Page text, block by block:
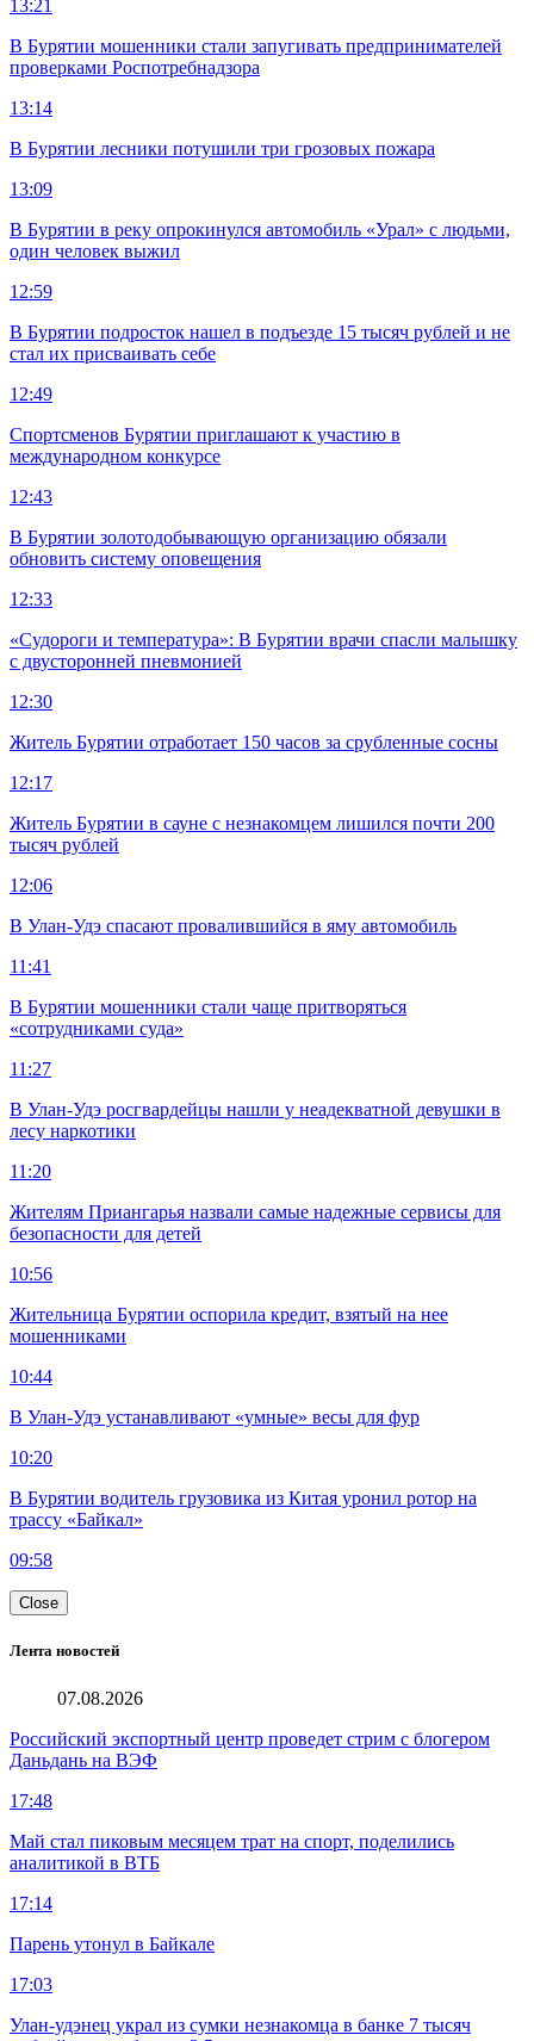
13:21
В Бурятии мошенники стали запугивать предпринимателей
проверками Роспотребнадзора
13:14
В Бурятии лесники потушили три грозовых пожара
13:09
В Бурятии в реку опрокинулся автомобиль «Урал» с людьми,
один человек выжил
12:59
В Бурятии подросток нашел в подъезде 15 тысяч рублей и не
стал их присваивать себе
12:49
Спортсменов Бурятии приглашают к участию в
международном конкурсе
12:43
В Бурятии золотодобывающую организацию обязали
обновить систему оповещения
12:33
«Судороги и температура»: В Бурятии врачи спасли малышку
с двусторонней пневмонией
12:30
Житель Бурятии отработает 150 часов за срубленные сосны
12:17
Житель Бурятии в сауне с незнакомцем лишился почти 200
тысяч рублей
12:06
В Улан-Удэ спасают провалившийся в яму автомобиль
11:41
В Бурятии мошенники стали чаще притворяться
«сотрудниками суда»
11:27
В Улан-Удэ росгвардейцы нашли у неадекватной девушки в
лесу наркотики
11:20
Жителям Приангарья назвали самые надежные сервисы для
безопасности для детей
10:56
Жительница Бурятии оспорила кредит, взятый на нее
мошенниками
10:44
В Улан-Удэ устанавливают «умные» весы для фур
10:20
В Бурятии водитель грузовика из Китая уронил ротор на
трассу «Байкал»
09:58
Close
Лента новостей
07.08.2026
Российский экспортный центр проведет стрим с блогером
Даньдань на ВЭФ
17:48
Май стал пиковым месяцем трат на спорт, поделились
аналитикой в ВТБ
17:14
Парень утонул в Байкале
17:03
Улан-удэнец украл из сумки незнакомца в банке 7 тысяч